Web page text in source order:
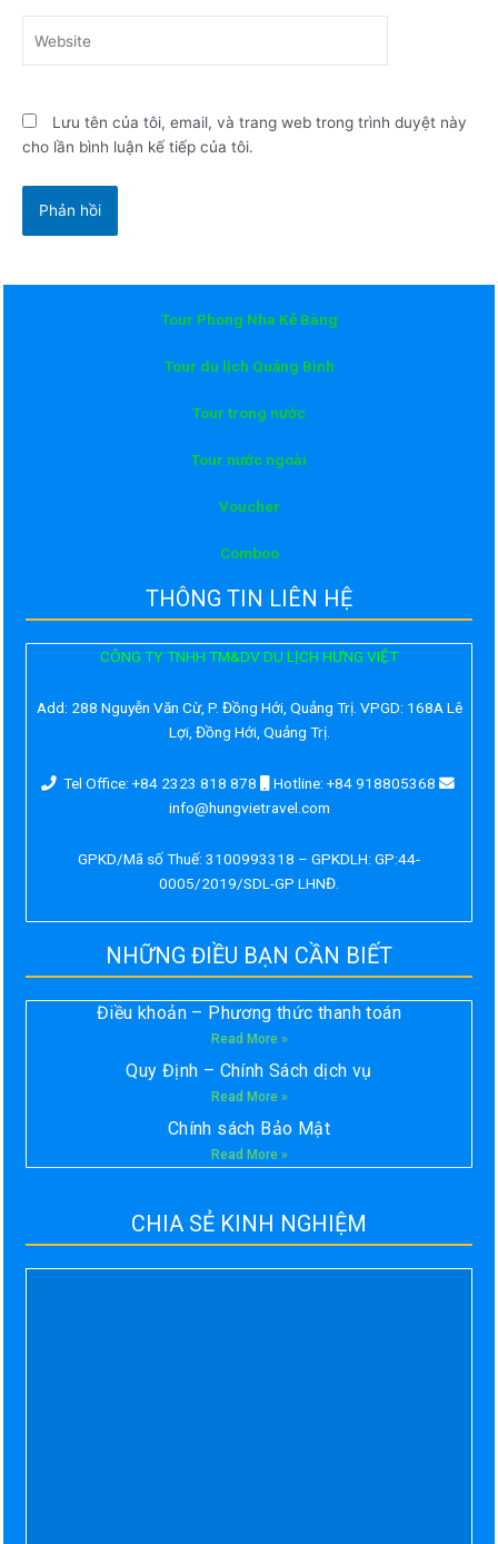
Lưu tên của tôi, email, và trang web trong trình duyệt này
cho lần bình luận kế tiếp của tôi.
Tour Phong Nha Kẻ Bàng
Tour du lịch Quảng Bình
Tour trong nước
Tour nước ngoài
Voucher
Comboo
THÔNG TIN LIÊN HỆ
CÔNG TY TNHH TM&DV DU LỊCH HƯNG VIỆT
Add: 288 Nguyễn Văn Cừ, P. Đồng Hới, Quảng Trị. VPGD: 168A Lê
Lợi, Đồng Hới, Quảng Trị.
Tel Office: +84 2323 818 878
Hotline: +84 918805368
info@hungvietravel.com
GPKD/Mã số Thuế: 3100993318 – GPKDLH: GP:44-
0005/2019/SDL-GP LHNĐ.
NHỮNG ĐIỀU BẠN CẦN BIẾT
Điều khoản – Phương thức thanh toán
Read More »
Quy Định – Chính Sách dịch vụ
Read More »
Chính sách Bảo Mật
Read More »
CHIA SẺ KINH NGHIỆM